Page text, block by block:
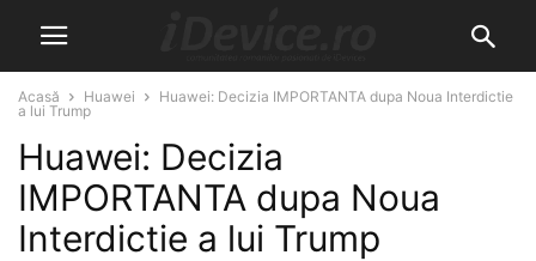
Acasă Huawei
Huawei: Decizia IMPORTANTA dupa Noua Interdictie
a lui Trump
Huawei: Decizia
IMPORTANTA dupa Noua
Interdictie a lui Trump